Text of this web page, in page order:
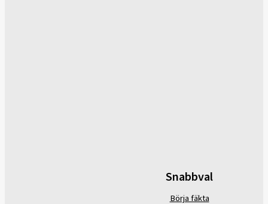
Snabbval
Börja fäkta